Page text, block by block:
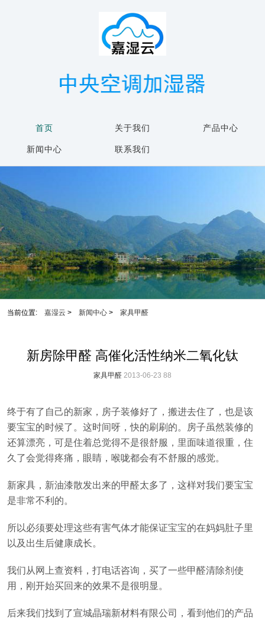
首页 关于我们 产品中心
新闻中心 联系我们
当前位置: 嘉湿云 > 新闻中心 > 家具甲醛
新房除甲醛 高催化活性纳米二氧化钛
家具甲醛 2013-06-23 88
终于有了自己的新家，房子装修好了，搬进去住了，也是该
要宝宝的时候了。这时间呀，快的刷刷的。房子虽然装修的
还算漂亮，可是住着总觉得不是很舒服，里面味道很重，住
久了会觉得疼痛，眼睛，喉咙都会有不舒服的感觉。
新家具，新油漆散发出来的甲醛太多了，这样对我们要宝宝
是非常不利的。
所以必须要处理这些有害气体才能保证宝宝的在妈妈肚子里
以及出生后健康成长。
我们从网上查资料，打电话咨询，买了一些甲醛清除剂使
用，刚开始买回来的效果不是很明显。
后来我们找到了宣城晶瑞新材料有限公司，看到他们的产品